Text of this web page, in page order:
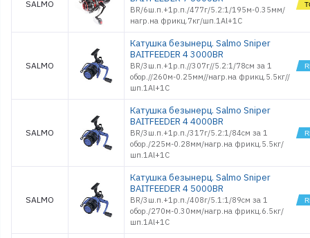
SALMO
BR/6ш.п.+1р.п./477г/5.2:1/195м-0.35мм/
нагр.на фрикц.7кг/шп.1Al+1C
SALMO
Катушка безынерц. Salmo Sniper
BAITFEEDER 4 3000BR
BR/3ш.п.+1р.п.//307г//5.2:1/78см за 1
обор.//260м-0.25мм//нагр.на фрикц.5.5кг//
шп.1Al+1C
SALMO
Катушка безынерц. Salmo Sniper
BAITFEEDER 4 4000BR
BR/3ш.п.+1р.п./317г/5.2:1/84см за 1
обор./225м-0.28мм/нагр.на фрикц.5.5кг/
шп.1Al+1C
SALMO
Катушка безынерц. Salmo Sniper
BAITFEEDER 4 5000BR
BR/3ш.п.+1р.п./408г/5.1:1/89см за 1
обор./270м-0.30мм/нагр.на фрикц.6.5кг/
шп.1Al+1C